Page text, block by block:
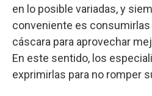
en lo posible variadas, y
conveniente es
cáscara para aprovechar
En este sentido, los
exprimirlas para no romper